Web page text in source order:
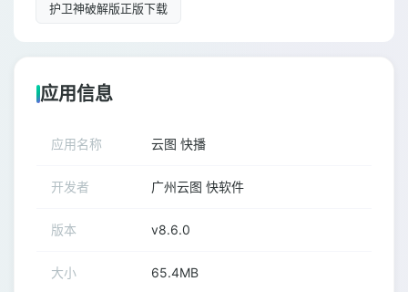
护卫神破解版正版下载
应用信息
应用名称 云图 快播
开发者 广州云图 快软件
版本 v8.6.0
大小 65.4MB